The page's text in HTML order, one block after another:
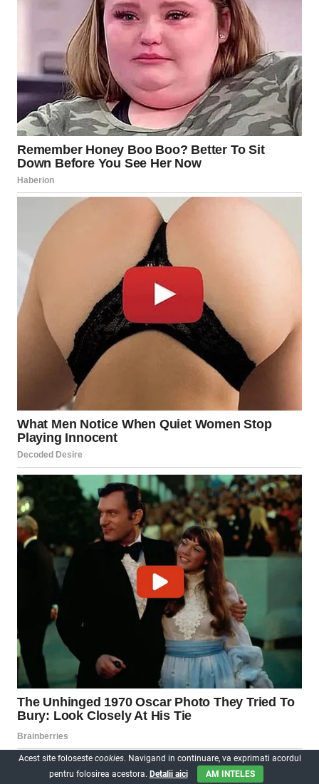
Acest site foloseste cookies. Navigand in continuare, va exprimati acordul
pentru folosirea acestora. Detalii aici AM INTELES